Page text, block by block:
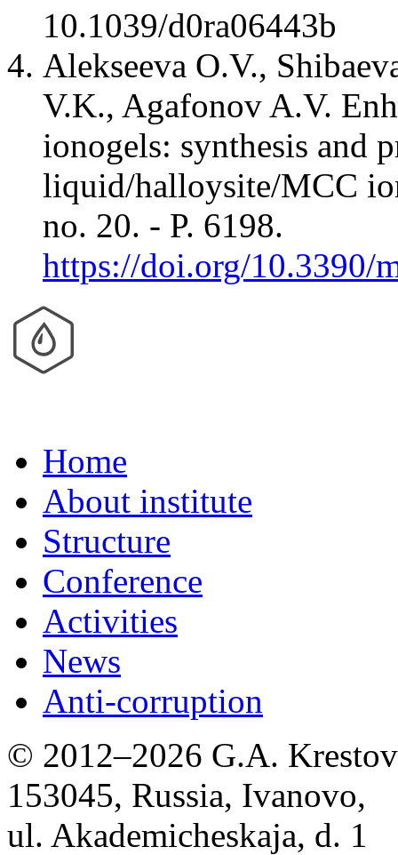
10.1039/d0ra06443b
Alekseeva O.V.,
V.K., Agafonov A.V.
ionogels: synthesis and
liquid/halloysite/MCC
no. 20. - P. 6198.
https://doi.org/10.3390/
Home
About institute
Structure
Conference
Activities
News
Anti-corruption
© 2012–2026 G.A.
153045, Russia, Ivanovo,
ul. Akademicheskaja, d. 1